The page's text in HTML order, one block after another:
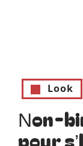
Look
Non-
pour